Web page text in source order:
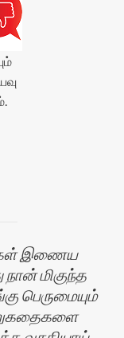
இணைய
நான் மிகுந்த
பெருமையும்